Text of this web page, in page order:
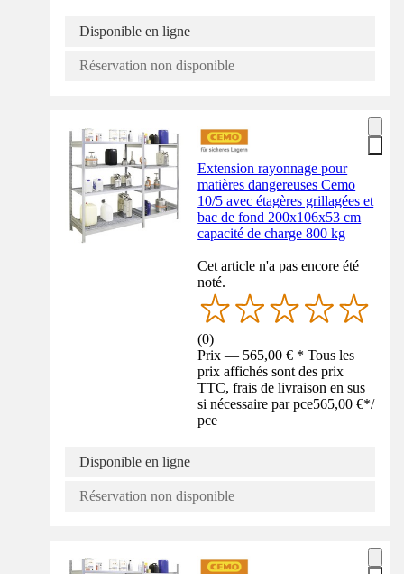
Disponible en ligne
Réservation non disponible
Extension rayonnage pour
matières dangereuses Cemo
10/5 avec étagères grillagées et
bac de fond 200x106x53 cm
capacité de charge 800 kg
Cet article n'a pas encore été
noté.
(0)
Prix — 565,00 € * Tous les
prix affichés sont des prix
TTC, frais de livraison en sus
si nécessaire par pce565,00 €*/
pce
Disponible en ligne
Réservation non disponible